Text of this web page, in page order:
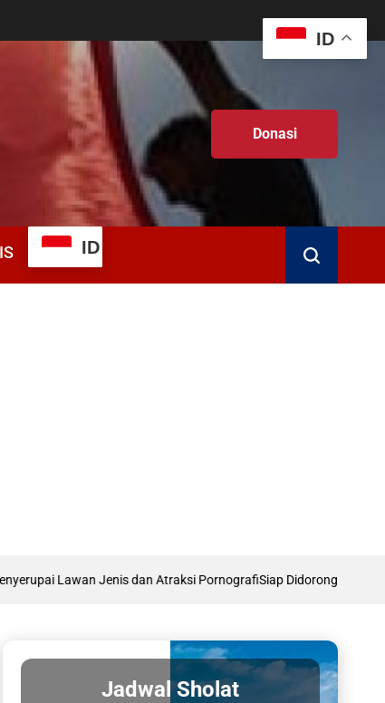
Donasi
ID
Search
Jenis dan Atraksi PornografiSiap Didorong Jadi RUU
Jadwal Sholat
ID